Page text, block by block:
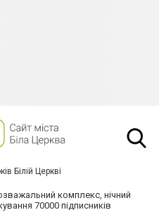
Білій Церкві
комплекс, нічний
70000 підписників